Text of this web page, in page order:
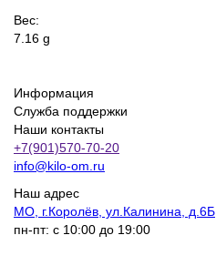
Вес:
7.16 g
Информация
Служба поддержки
Наши контакты
+7(901)570-70-20
info@kilo-om.ru
Наш адрес
МО, г.Королёв, ул.Калинина, д.6Б
пн-пт: с 10:00 до 19:00